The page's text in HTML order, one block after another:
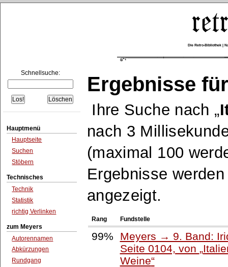
Die Retro-Bibliothek |
Schnellsuche:
Hauptmenü
Hauptseite
Suchen
Stöbern
Technisches
Technik
Statistik
richtig Verlinken
zum Meyers
Autorennamen
Abkürzungen
Rundgang
Ergebnisse
Ihre Suche nach
nach 3
(maximal 100
Ergebnisse
angezeigt.
Rang Fundstelle
99%
Meyers → 9. Band:
Seite 0104, von
Weine